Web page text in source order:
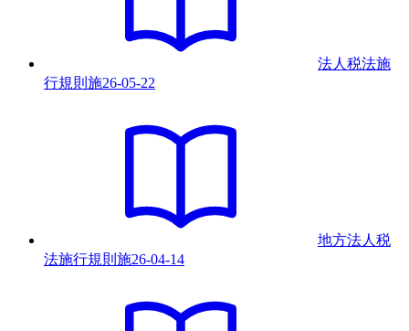
法人税法施
行規則 施26-05-22
地方法人税
法施行規則 施26-04-14